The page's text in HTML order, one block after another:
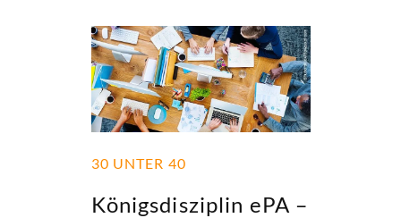
30 UNTER 40
Königsdisziplin ePA –